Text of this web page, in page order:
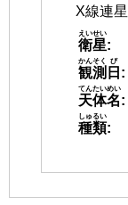
X線連星
衛星
えいせい
:
観測
かんそく
日
び
:
天体名
てんたいめい
:
種類
しゅるい
: